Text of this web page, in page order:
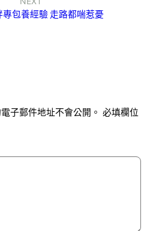
包養經驗 走路都喘惹憂
子郵件地址不會公開。 必填欄位